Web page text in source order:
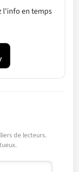
l'info en temps
de lecteurs.